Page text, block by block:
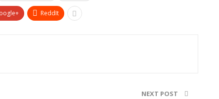
ReddIt
NEXT POST